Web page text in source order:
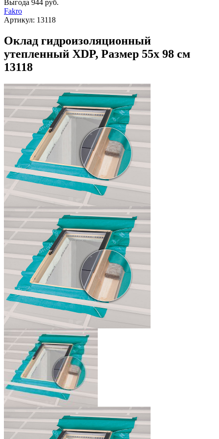
Выгода 944 руб.
Fakro
Артикул: 13118
Оклад гидроизоляционный
утепленный XDP, Размер 55х 98 см
13118